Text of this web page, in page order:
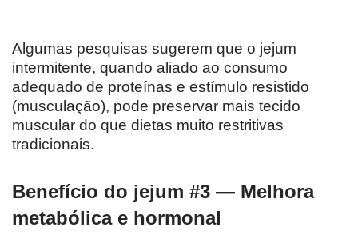
Algumas pesquisas sugerem que o jejum
intermitente, quando aliado ao consumo
adequado de proteínas e estímulo resistido
(musculação), pode preservar mais tecido
muscular do que dietas muito restritivas
tradicionais.
Benefício do jejum #3 — Melhora
metabólica e hormonal